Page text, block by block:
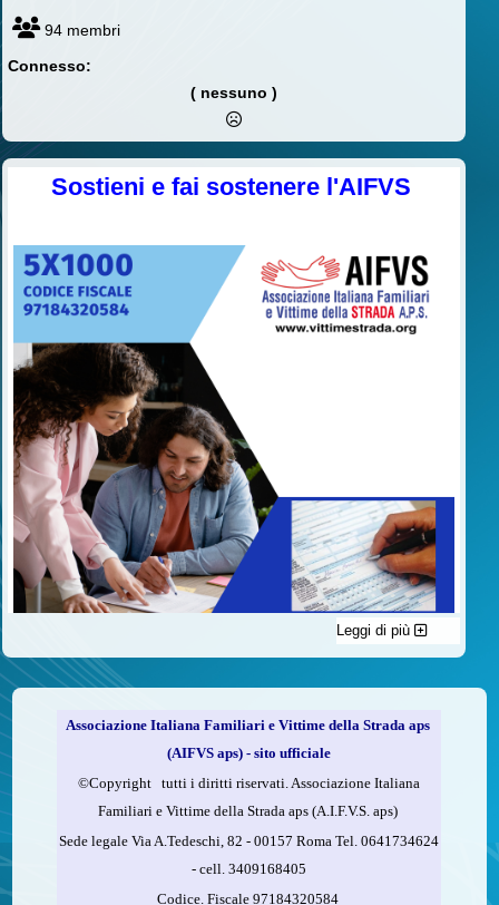
94 membri
Connesso:
( nessuno )
Sostieni e fai sostenere l'AIFVS
C'è un modo di contribuire alle attività dell’A.I.F.V.S. a favore
delle vittime della strada e per dare giustizia ai superstiti ed ai
loro familiari che non costa nulla: devolvere il 5 per mille della
Compila la scheda CUD o del modello 730.
Firma nel riquadro indicato come “Sostegno delle
organizzazioni non lucrative di utilità sociale, delle associazioni
Indica nel riquadro il codice fiscale dell’A.I.F.V.S.:
Leggi di più
Associazione Italiana Familiari e Vittime della Strada aps
(AIFVS aps) - sito ufficiale
©​Copyright tutti i diritti riservati. Associazione Italiana
Familiari e Vittime della Strada aps (A.I.F.V.S. aps)
Sede legale Via A.Tedeschi, 82 - 00157 Roma Tel. 0641734624
-cell.3409168405
Codice. Fiscale 97184320584